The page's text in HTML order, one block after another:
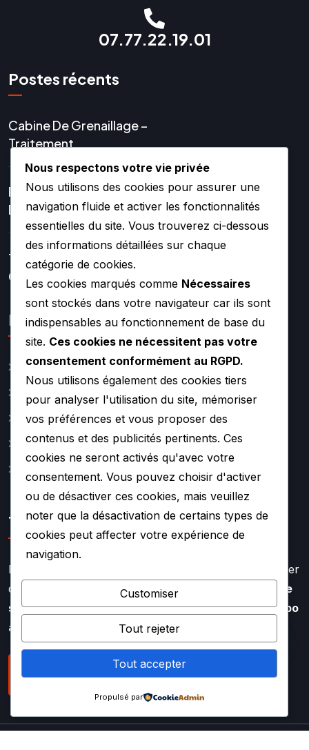
07.77.22.19.01
Postes récents
Cabine De Grenaillage –
Traitement
Réparation Et Rénovation
De Turbo
Turbos Hybrides Et
Compétition –
Lien rapide
Catalogue
A propos
Contact
Mentions légales
TURBO SOUF
Faire appel à l’expertise de TURBO SOUF, c’est profiter
d’un savoir faire aiguisé depuis plus de
20 ans dans le
secteur de la rénovation et de la réparation de turbo
auto
NOUS CONTACTER
Nous respectons votre vie privée
Nous utilisons des cookies pour assurer une
navigation fluide et activer les fonctionnalités
essentielles du site. Vous trouverez ci-dessous
des informations détaillées sur chaque
catégorie de cookies.
Les cookies marqués comme Nécessaires
sont stockés dans votre navigateur car ils sont
indispensables au fonctionnement de base du
site. Ces cookies ne nécessitent pas votre
consentement conformément au RGPD.
Nous utilisons également des cookies tiers
pour analyser l'utilisation du site, mémoriser
vos préférences et vous proposer des
contenus et des publicités pertinents. Ces
cookies ne seront activés qu'avec votre
consentement. Vous pouvez choisir d'activer
ou de désactiver ces cookies, mais veuillez
noter que la désactivation de certains types de
cookies peut affecter votre expérience de
navigation.
Customiser
Tout rejeter
Tout accepter
Propulsé par